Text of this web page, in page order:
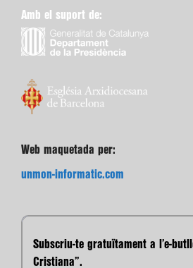
Amb el suport de:
Web maquetada per:
unmon-informatic.com
Subscriu-te gratuïtament a l’e-
Cristiana”.